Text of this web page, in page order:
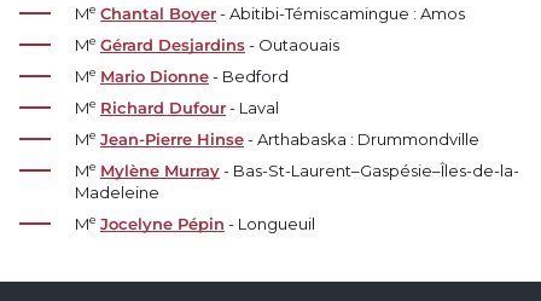
Me Chantal Boyer- Abitibi-Témiscamingue : Amos
Me Gérard Desjardins- Outaouais
Me Mario Dionne- Bedford
Me Richard Dufour- Laval
Me Jean-Pierre Hinse- Arthabaska : Drummondville
Me Mylène Murray- Bas-St-Laurent–Gaspésie–Îles-de-la-
Madeleine
Me Jocelyne Pépin - Longueuil